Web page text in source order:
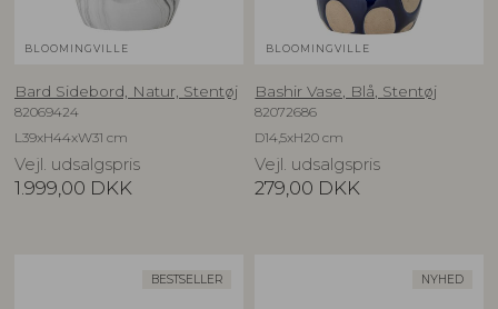
BLOOMINGVILLE
Bard Sidebord, Natur, Stentøj
82069424
L39xH44xW31 cm
Vejl. udsalgspris
1.999,00 DKK
BLOOMINGVILLE
Bashir Vase, Blå, Stentøj
82072686
D14,5xH20 cm
Vejl. udsalgspris
279,00 DKK
BESTSELLER NYHED